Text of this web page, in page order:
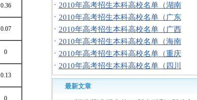
0.36
0.07
0
0.13
0
· 2010年高考招生本科高校名单（湖南
· 2010年高考招生本科高校名单（广东
· 2010年高考招生本科高校名单（广西
· 2010年高考招生本科高校名单（海南
· 2010年高考招生本科高校名单（重庆
· 2010年高考招生本科高校名单（四川
最新文章